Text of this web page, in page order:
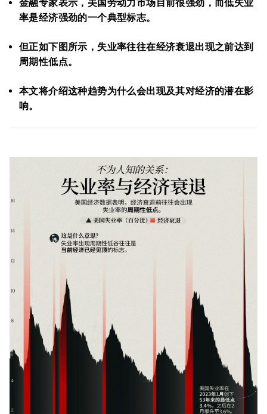
金融专家表示，美国劳动力市场目前很强劲，而低失业
率是经济强劲的一个典型标志。
但正如下图所示，失业率往往在经济衰退出现之前达到
周期性低点。
本文将介绍这种趋势为什么会出现及其对经济的潜在影
响。